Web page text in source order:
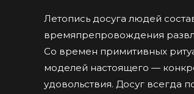
Летопись досуга людей
времяпрепровождения
Со времен примитивных
моделей настоящего —
удовольствия. Досуг всегда